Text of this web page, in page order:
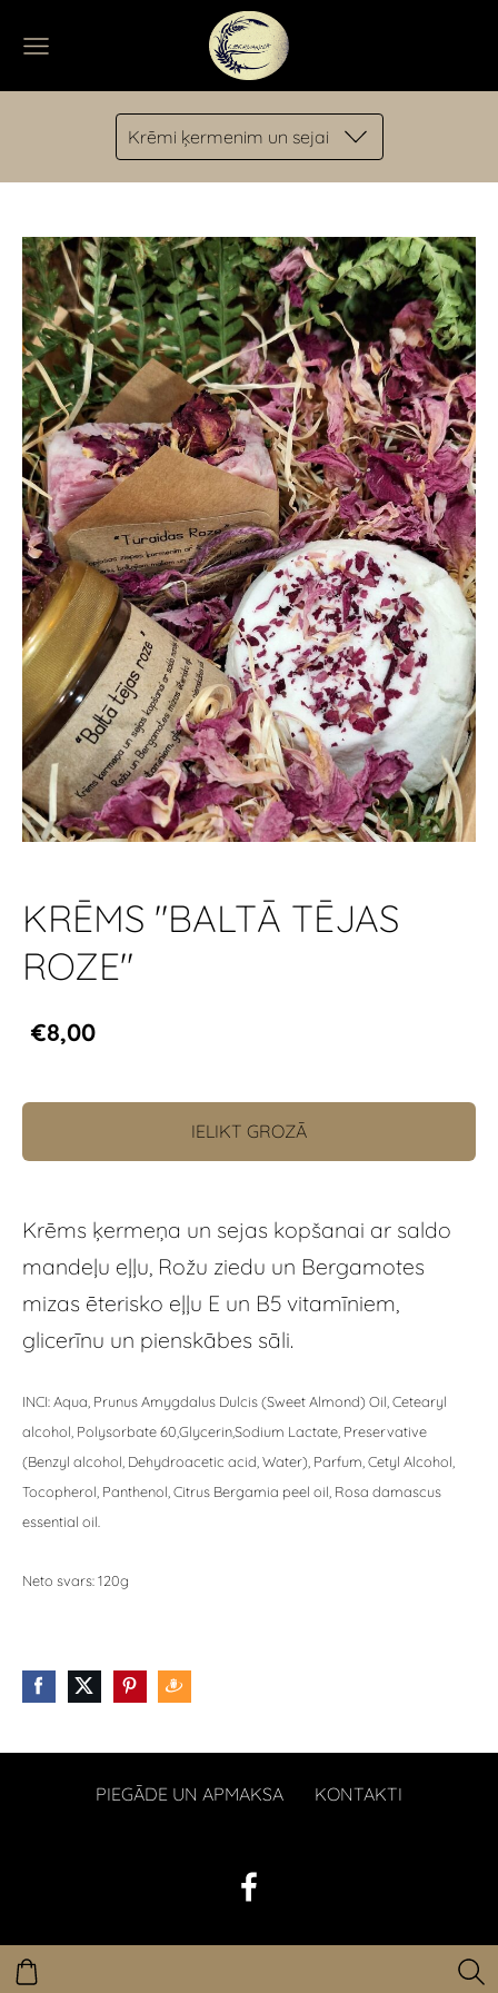
Krēmi ķermenim un sejai
KRĒMS "BALTĀ TĒJAS
ROZE"
€8,00
IELIKT GROZĀ
Krēms ķermeņa un sejas kopšanai ar saldo
mandeļu eļļu, Rožu ziedu un Bergamotes
mizas ēterisko eļļu E un B5 vitamīniem,
glicerīnu un pienskābes sāli.
INCI: Aqua, Prunus Amygdalus Dulcis (Sweet Almond) Oil,Cetearyl
alcohol, Polysorbate 60,Glycerin,Sodium Lactate, Preservative
(Benzyl alcohol, Dehydroacetic acid, Water), Parfum, Cetyl Alcohol,
Tocopherol, Panthenol, Citrus Bergamia peel oil, Rosa damascus
essential oil.
Neto svars: 120g
PIEGĀDE UN APMAKSA KONTAKTI